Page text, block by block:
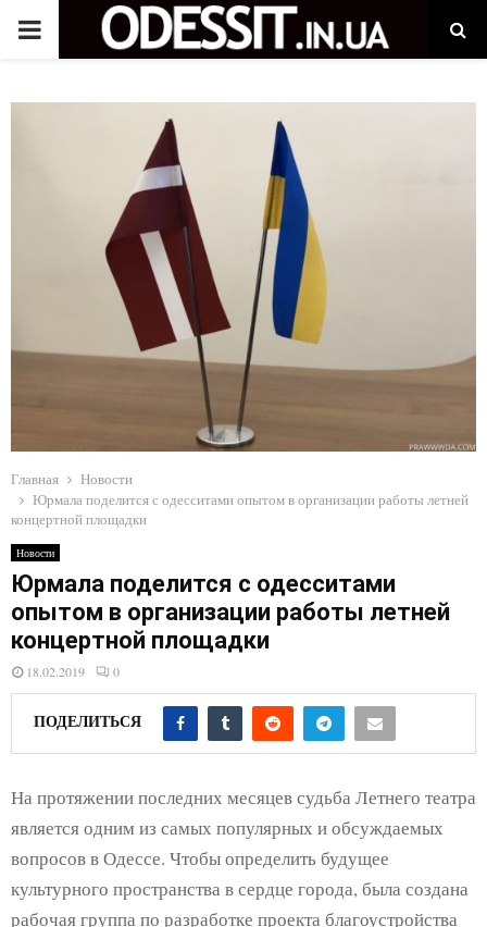
P
E
N
U
Главная
Новости
Юрмала поделится с одесситами опытом в организации работы летней
концертной площадки
Новости
Юрмала поделится с одесситами
опытом в организации работы летней
концертной площадки
18.02.2019 0
ПОДЕЛИТЬСЯ
На протяжении последних месяцев судьба Летнего театра
является одним из самых популярных и обсуждаемых
вопросов в Одессе. Чтобы определить будущее
культурного пространства в сердце города, была создана
рабочая группа по разработке проекта благоустройства